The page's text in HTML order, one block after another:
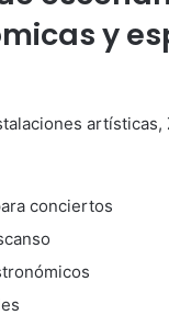
y
artísticas,
conciertos